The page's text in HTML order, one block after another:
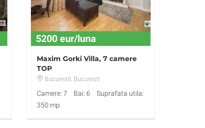
5200 eur/luna
Maxim Gorki Villa, 7 camere
TOP
Bucuresti, Bucuresti
Camere: 7 Bai: 6
Suprafata utila:
350 mp